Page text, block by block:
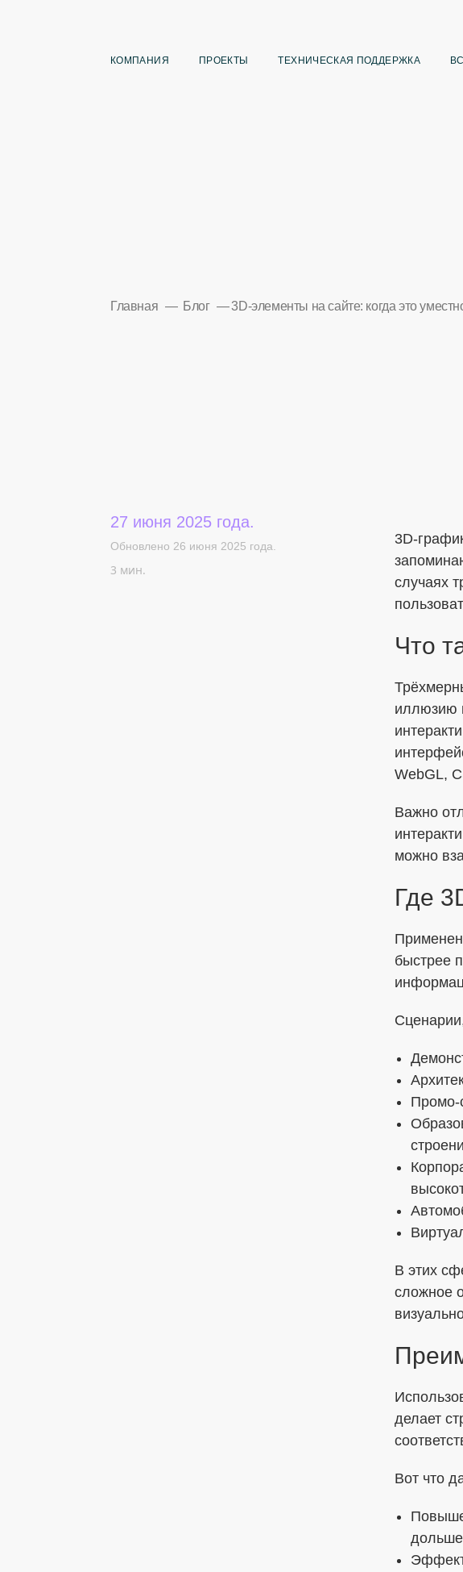
КОМПАНИЯ ПРОЕКТЫ ТЕХНИЧЕСКАЯ ПОДДЕРЖКА
Главная Блог 3D-элементы на сайте: когда это
27 июня 2025 года.
Обновлено 26 июня 2025 года.
3 мин.
3D-
случаях
Что
иллюзию
WebGL,
Важно
можно
Где
быстрее
Промо-
В этих
сложное
делает
Вот что
дольше